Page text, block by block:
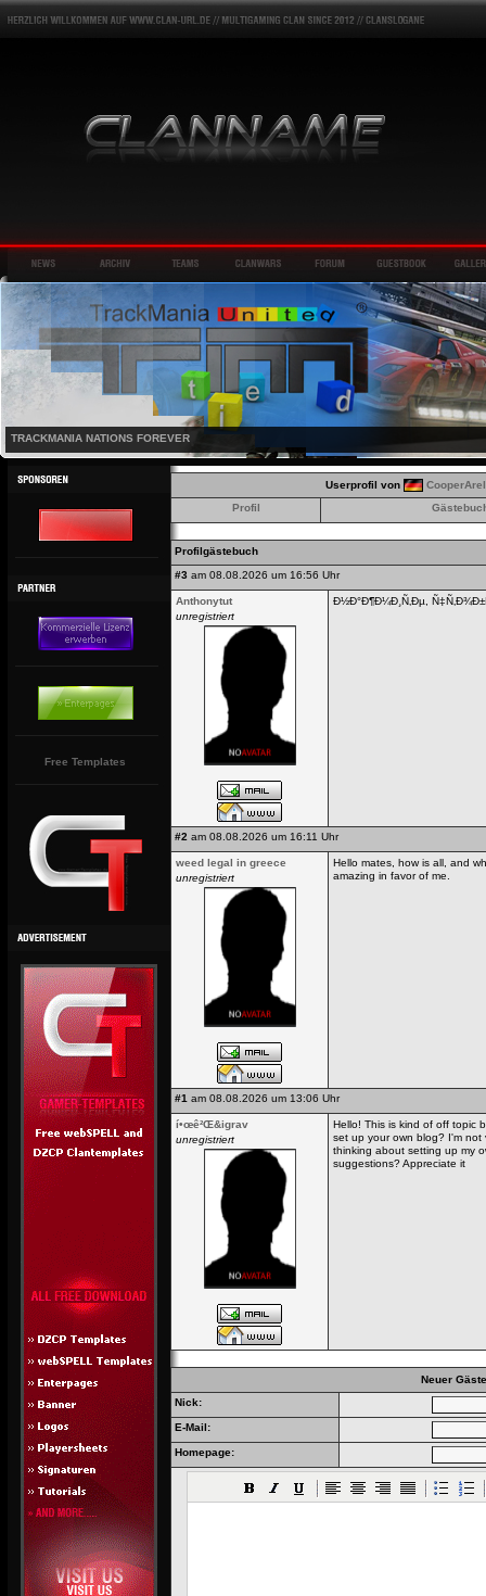
TRACKMANIA NATIONS FOREVER
Free Templates
Userprofil von
Profil
Profilgästebuch
#3 am 08.08.2026 um 16:56 Uhr
Anthonytut
unregistriert
Ð½Ð°Ð¶Ð¼Ð¸Ñ‚Ðµ,
#2 am 08.08.2026 um 16:11 Uhr
weed legal in greece
unregistriert
Hello mates, how is all, and
amazing in favor of me.
#1 am 08.08.2026 um 13:06 Uhr
í•œê²Œ&igrav
unregistriert
Hello! This is kind of off topic
set up your own blog? I'm
thinking about setting up my
suggestions? Appreciate it
Neuer
Nick:
E-Mail:
Homepage: